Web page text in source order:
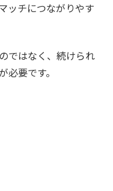
ッチにつながりやす
ではなく、続けられ
要です。